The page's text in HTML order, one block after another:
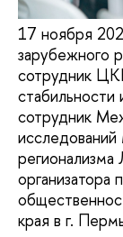
17 ноября
зарубежного
сотрудник
стабильности
сотрудник
организатора
края в г.